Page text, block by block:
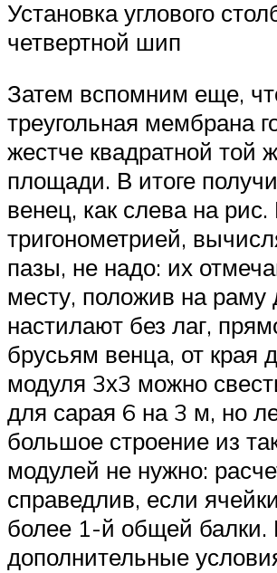
Установка углового
четвертной шип
Затем вспомним еще,
треугольная мембрана
жестче квадратной той
площади. В итоге
венец, как слева на рис.
тригонометрией,
пазы, не надо: их
месту, положив на раму
настилают без лаг,
брусьям венца, от края
модуля 3х3 можно
для сарая 6 на 3 м, но
большое строение из
модулей не нужно:
справедлив, если
более 1-й общей балки.
дополнительные